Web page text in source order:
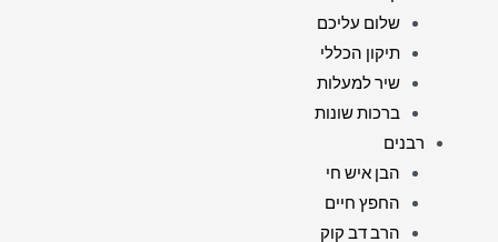
שלום עליכם
תיקון הכללי
שיר למעלות
ברכות שונות
רבנים
הבן איש חי
החפץ חיים
הרב דב קוק